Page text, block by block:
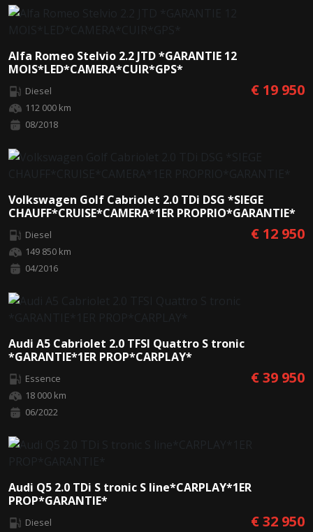
Alfa Romeo Stelvio 2.2 JTD *GARANTIE 12
MOIS*LED*CAMERA*CUIR*GPS*
Diesel
112 000 km
08/2018
€ 19 950
Volkswagen Golf Cabriolet 2.0 TDi DSG *SIEGE
CHAUFF*CRUISE*CAMERA*1ER PROPRIO*GARANTIE*
Diesel
149 850 km
04/2016
€ 12 950
Audi A5 Cabriolet 2.0 TFSI Quattro S tronic
*GARANTIE*1ER PROP*CARPLAY*
Essence
18 000 km
06/2022
€ 39 950
Audi Q5 2.0 TDi S tronic S line*CARPLAY*1ER
PROP*GARANTIE*
Diesel
€ 32 950